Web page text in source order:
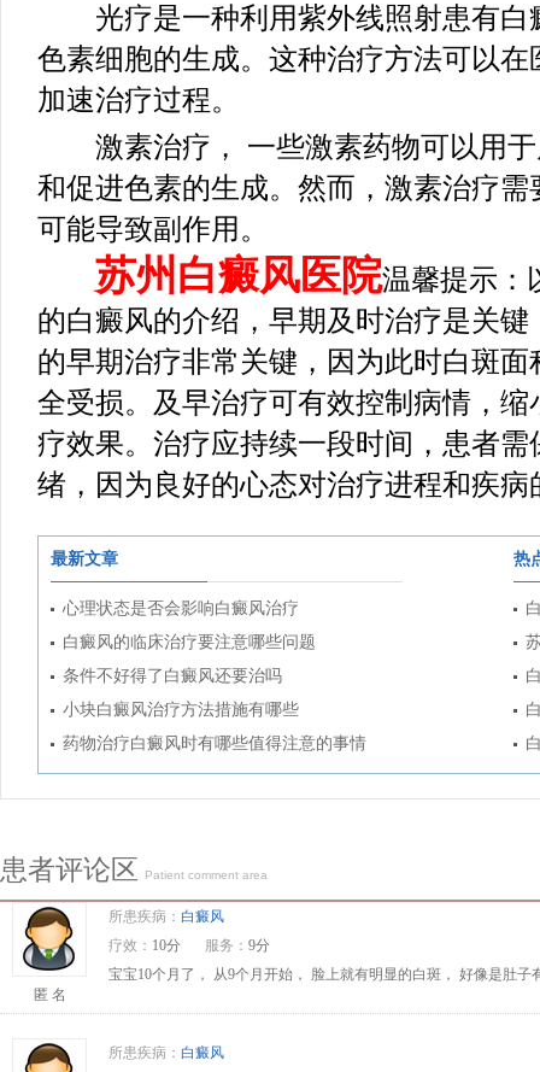
光疗是一种利用紫外线照射患有白
色素细胞的生成。这种治疗方法可以
加速治疗过程。
激素治疗， 一些激素药物可以用于
和促进色素的生成。然而，激素治疗
可能导致副作用。
苏州白癜风医院温馨提示：
的白癜风的介绍，早期及时治疗是关
的早期治疗非常关键，因为此时白斑
全受损。及早治疗可有效控制病情，
疗效果。治疗应持续一段时间，患者
绪，因为良好的心态对治疗进程和疾
最新文章
心理状态是否会影响白癜风治疗
白癜风的临床治疗要注意哪些问题
条件不好得了白癜风还要治吗
小块白癜风治疗方法措施有哪些
药物治疗白癜风时有哪些值得注意的事情
热
患者评论区 Patient comment area
匿 名
所患疾病： 白癜风
疗效： 10分 服务： 9分
宝宝10个月了， 从9个月开始， 脸上就有明显的白斑， 好像是肚
所患疾病： 白癜风